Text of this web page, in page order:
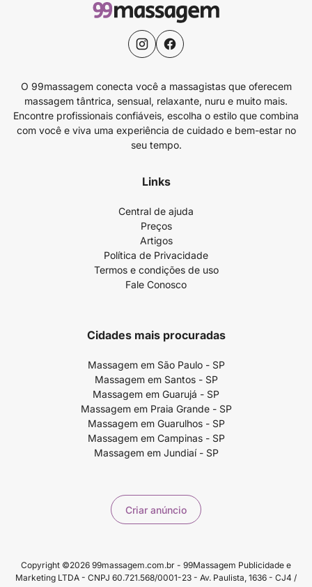
O 99massagem conecta você a massagistas que oferecem
massagem tântrica, sensual, relaxante, nuru e muito mais.
Encontre profissionais confiáveis, escolha o estilo que combina
com você e viva uma experiência de cuidado e bem-estar no
seu tempo.
Links
Central de ajuda
Preços
Artigos
Política de Privacidade
Termos e condições de uso
Fale Conosco
Cidades mais procuradas
Massagem em São Paulo - SP
Massagem em Santos - SP
Massagem em Guarujá - SP
Massagem em Praia Grande - SP
Massagem em Guarulhos - SP
Massagem em Campinas - SP
Massagem em Jundiaí - SP
Criar anúncio
Copyright ©2026 99massagem.com.br - 99Massagem Publicidade e
Marketing LTDA - CNPJ 60.721.568/0001-23 - Av. Paulista, 1636 - CJ4 /